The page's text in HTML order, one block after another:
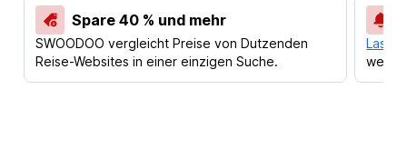
Spare 40 % und mehr
SWOODOO vergleicht Preise von Dutzenden
Reise-Websites in einer einzigen Suche.
Lass